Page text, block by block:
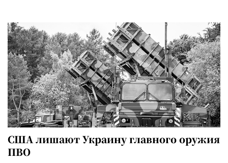
США лишают Украину главного оружия
ПВО